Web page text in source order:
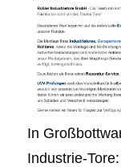
In
Industrie-